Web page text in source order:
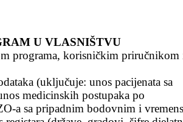
U VLASNIŠTVU
programa, korisničkim priručnikom
(uključuje: unos pacijenata sa
medicinskih postupaka po
a sa pripadnim bodovnim i